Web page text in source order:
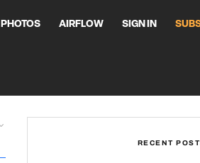
PHOTOS AIRFLOW SIGN IN
RECENT